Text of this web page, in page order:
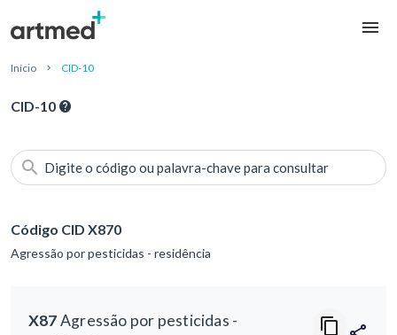
Início CID-10
CID-10
Digite o código ou palavra-chave para consultar
Código CID X870
Agressão por pesticidas - residência
X87Agressão por pesticidas -